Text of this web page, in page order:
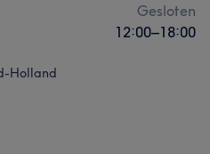
Gesloten
12:00–18:00
Holland